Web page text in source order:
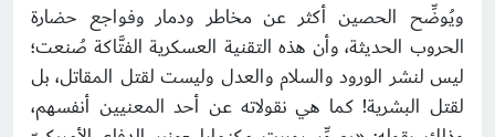
ويُوضِّح الحصين أكثر عن مخاطر ودمار وفواجع حضارة
الحروب الحديثة، وأن هذه التقنية العسكرية الفتَّاكة صُنعت؛
ليس لنشر الورود والسلام والعدل وليست لقتل المقاتل، بل
لقتل البشرية! كما هي نقولاته عن أحد المعنيين أنفسهم،